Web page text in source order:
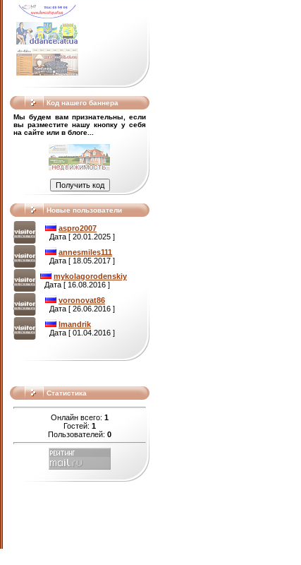
Код нашего баннера
Мы будем вам признательны, если
вы разместите нашу кнопку у себя
на сайте или в блоге...
Новые пользователи
aspro2007
Дата [ 20.01.2025 ]
annesmiles111
Дата [ 18.05.2017 ]
mykolagorodenskiy
Дата [ 16.08.2016 ]
voronovat86
Дата [ 26.06.2016 ]
lmandrik
Дата [ 01.04.2016 ]
Статистика
Онлайн всего: 1
Гостей: 1
Пользователей: 0